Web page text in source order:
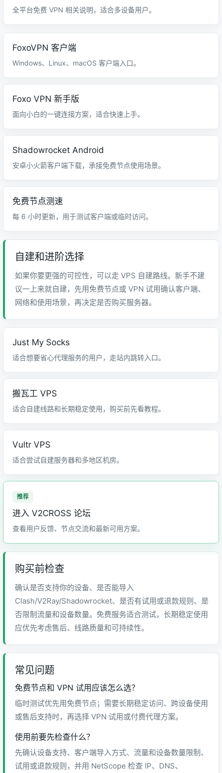
全平台免费 VPN 相关说明，适合多设备用户。
FoxoVPN 客户端
Windows、Linux、macOS 客户端入口。
Foxo VPN 新手版
面向小白的一键连接方案，适合快速上手。
Shadowrocket Android
安卓小火箭客户端下载，承接免费节点使用场景。
免费节点测速
每 6 小时更新，用于测试客户端或临时访问。
自建和进阶选择
如果你要更强的可控性，可以走 VPS 自建路线。新手不建
议一上来就自建，先用免费节点或 VPN 试用确认客户端、
网络和使用场景，再决定是否购买服务器。
Just My Socks
适合想要省心代理服务的用户，走站内跳转入口。
搬瓦工 VPS
适合自建线路和长期稳定使用，购买前先看教程。
Vultr VPS
适合尝试自建服务器和多地区机房。
进入 V2CROSS 论坛
查看用户反馈、节点交流和最新可用方案。
购买前检查
确认是否支持你的设备、是否能导入
Clash/V2Ray/Shadowrocket、是否有试用或退款规则、是
否限制流量和设备数量。免费服务适合测试，长期稳定使用
应优先考虑售后、线路质量和可持续性。
常见问题
免费节点和 VPN 试用应该怎么选？
临时测试优先用免费节点；需要长期稳定访问、跨设备使用
或售后支持时，再选择 VPN 试用或付费代理方案。
使用前要先检查什么？
先确认设备支持、客户端导入方式、流量和设备数量限制、
试用或退款规则，并用 NetScope 检查 IP、DNS、